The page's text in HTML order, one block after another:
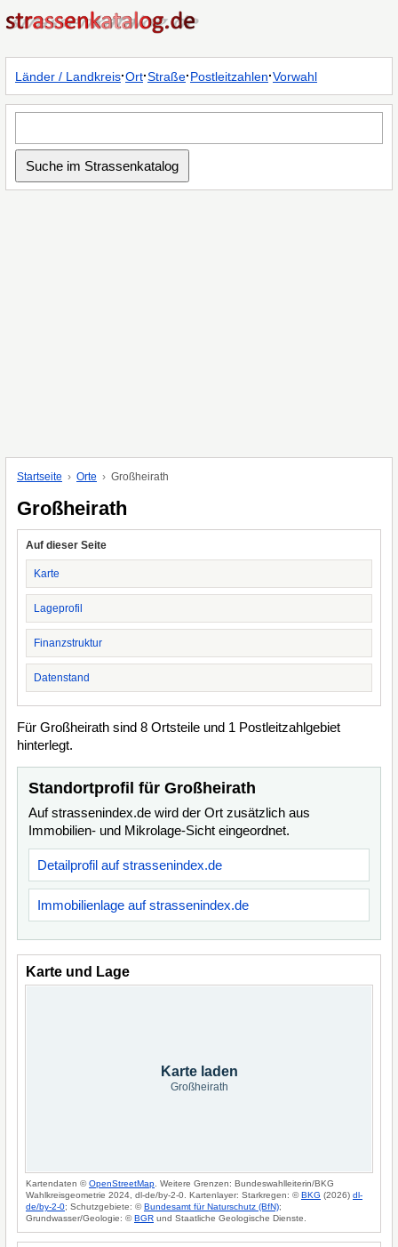
Länder / Landkreis·Ort·Straße·Postleitzahlen·Vorwahl
Startseite Orte Großheirath
Großheirath
Auf dieser Seite
Karte
Lageprofil
Finanzstruktur
Datenstand
Für Großheirath sind 8 Ortsteile und 1 Postleitzahlgebiet
hinterlegt.
Standortprofil für Großheirath
Auf strassenindex.de wird der Ort zusätzlich aus
Immobilien- und Mikrolage-Sicht eingeordnet.
Detailprofil auf strassenindex.de
Immobilienlage auf strassenindex.de
Karte und Lage
Karte laden
Großheirath
Kartendaten ©OpenStreetMap . Weitere Grenzen: Bundeswahlleiterin/BKG
Wahlkreisgeometrie 2024, dl-de/by-2-0. Kartenlayer: Starkregen: ©BKG (2026) dl-
de/by-2-0; Schutzgebiete: ©Bundesamt für Naturschutz (BfN);
Grundwasser/Geologie: ©BGR und Staatliche Geologische Dienste.